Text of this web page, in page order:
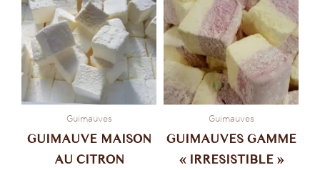
Guimauves
GUIMAUVE MAISON
AU CITRON
prix :
3,90 €
à
30,00 €
a
plusieurs
variations.
Les
options
peuvent
choisies
Guimauves
GUIMAUVES GAMME
« IRRESISTIBLE »
a
Les